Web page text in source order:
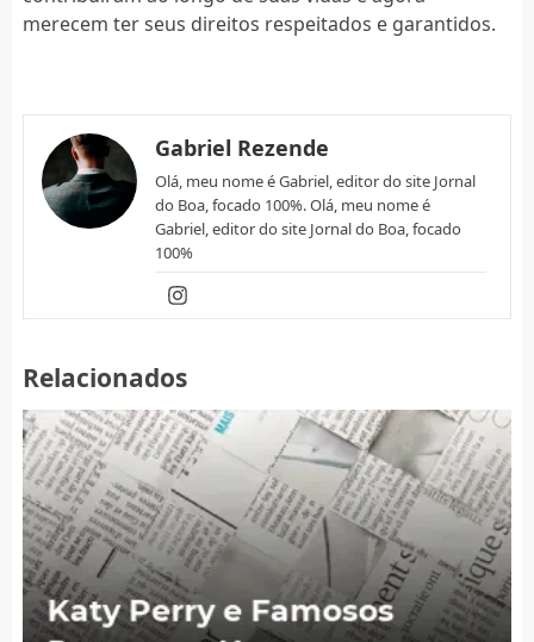
merecem ter seus direitos respeitados e garantidos.
Gabriel Rezende
Olá, meu nome é Gabriel, editor do site Jornal
do Boa, focado 100%. Olá, meu nome é
Gabriel, editor do site Jornal do Boa, focado
100%
Relacionados